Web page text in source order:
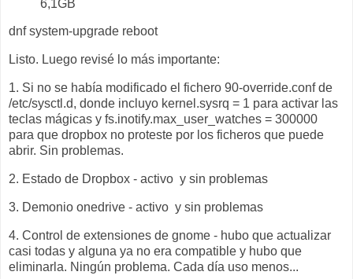
6,1GB
dnf system-upgrade reboot
Listo. Luego revisé lo más importante:
1. Si no se había modificado el fichero 90-override.conf de
/etc/sysctl.d, donde incluyo kernel.sysrq = 1 para activar las
teclas mágicas y fs.inotify.max_user_watches = 300000
para que dropbox no proteste por los ficheros que puede
abrir. Sin problemas.
2. Estado de Dropbox - activo y sin problemas
3. Demonio onedrive - activo y sin problemas
4. Control de extensiones de gnome - hubo que actualizar
casi todas y alguna ya no era compatible y hubo que
eliminarla. Ningún problema. Cada día uso menos...